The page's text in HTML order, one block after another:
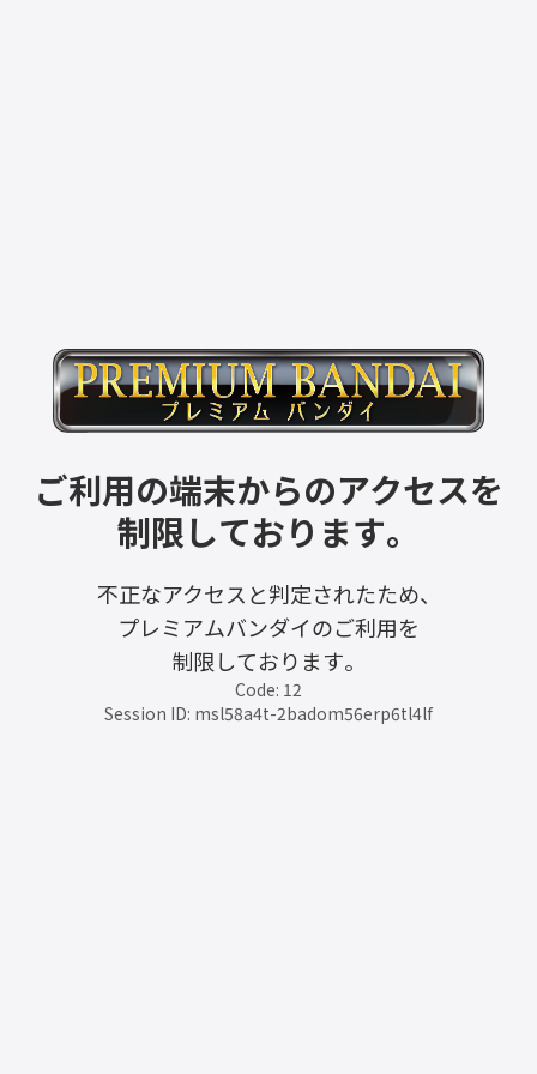
ご利用の端末からのアクセスを
制限しております。
不正なアクセスと判定されたため、
プレミアムバンダイのご利用を
制限しております。
Code: 12
Session ID: msl58a4t-2badom56erp6tl4lf